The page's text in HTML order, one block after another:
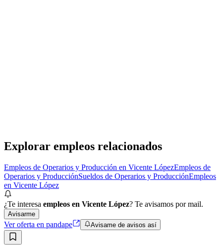
Explorar empleos relacionados
Empleos de Operarios y Producción en Vicente LópezEmpleos de
Operarios y ProducciónSueldos de Operarios y ProducciónEmpleos
en Vicente López
¿Te interesa empleos en Vicente López? Te avisamos por mail.
Avisarme
Ver oferta en pandape Avisame de avisos así